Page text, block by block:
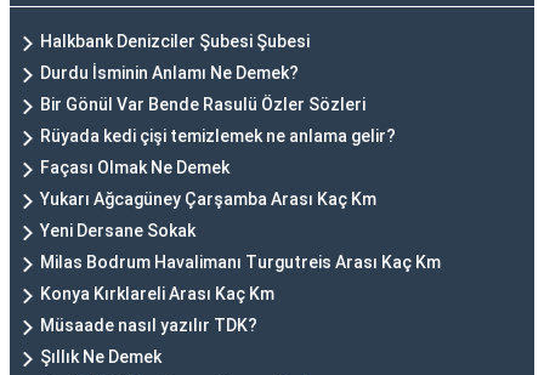
Halkbank Denizciler Şubesi Şubesi
Durdu İsminin Anlamı Ne Demek?
Bir Gönül Var Bende Rasulü Özler Sözleri
Rüyada kedi çişi temizlemek ne anlama gelir?
Façası Olmak Ne Demek
Yukarı Ağcagüney Çarşamba Arası Kaç Km
Yeni Dersane Sokak
Milas Bodrum Havalimanı Turgutreis Arası Kaç Km
Konya Kırklareli Arası Kaç Km
Müsaade nasıl yazılır TDK?
Şıllık Ne Demek